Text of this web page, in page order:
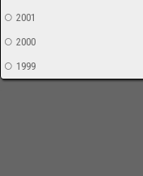
2001
2000
1999